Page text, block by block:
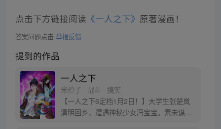
点击下方链接阅读 《一人之下》 原著漫画！
答案问题点击 举报反馈
提到的作品
一人之下
米橙子 · 战斗 · 搞笑
【一人之下6定档1月2日！】大学生张楚岚
清明回乡，遭遇神秘少女冯宝宝。素未谋面